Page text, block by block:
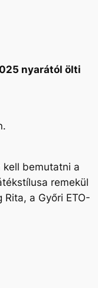
nyarától ölti
kell bemutatni a
remekül
a Győri ETO-